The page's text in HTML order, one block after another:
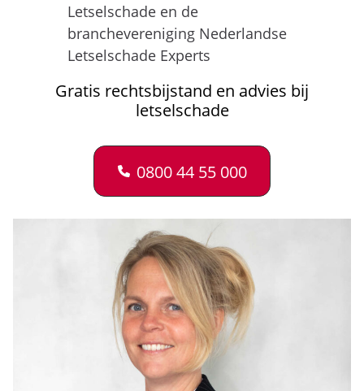
Letselschade en de
branchevereniging Nederlandse
Letselschade Experts
Gratis rechtsbijstand en advies bij
letselschade
0800 44 55 000